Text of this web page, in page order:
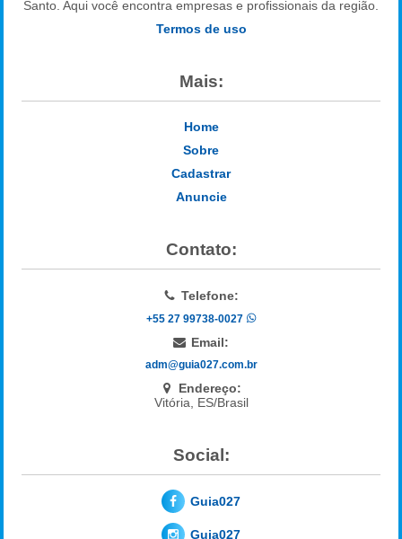
Santo. Aqui você encontra empresas e profissionais da região.
Termos de uso
Mais:
Home
Sobre
Cadastrar
Anuncie
Contato:
Telefone:
+55 27 99738-0027
Email:
adm@guia027.com.br
Endereço:
Vitória, ES/Brasil
Social:
Guia027
Guia027